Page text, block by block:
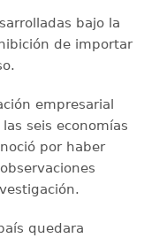
bajo la
de importar
empresarial
seis economías
por haber
quedara